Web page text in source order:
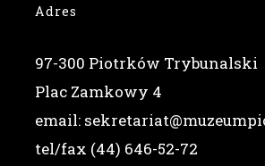
Adres
97-300 Piotrków Trybunalski
Plac Zamkowy 4
email:
tel/fax (44) 646-52-72